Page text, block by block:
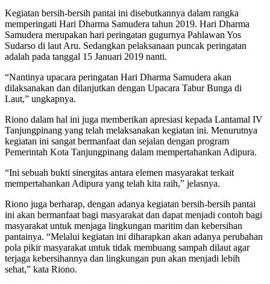
Kegiatan bersih-bersih pantai ini disebutkannya dalam rangka
memperingati Hari Dharma Samudera tahun 2019. Hari Dharma
Samudera merupakan hari peringatan gugurnya Pahlawan Yos
Sudarso di laut Aru. Sedangkan pelaksanaan puncak peringatan
adalah pada tanggal 15 Januari 2019 nanti.
“Nantinya upacara peringatan Hari Dharma Samudera akan
dilaksanakan dan dilanjutkan dengan Upacara Tabur Bunga di
Laut,” ungkapnya.
Riono dalam hal ini juga memberikan apresiasi kepada Lantamal IV
Tanjungpinang yang telah melaksanakan kegiatan ini. Menurutnya
kegiatan ini sangat bermanfaat dan sejalan dengan program
Pemerintah Kota Tanjungpinang dalam mempertahankan Adipura.
“Ini sebuah bukti sinergitas antara elemen masyarakat terkait
mempertahankan Adipura yang telah kita raih,” jelasnya.
Riono juga berharap, dengan adanya kegiatan bersih-bersih pantai
ini akan bermanfaat bagi masyarakat dan dapat menjadi contoh bagi
masyarakat untuk menjaga lingkungan maritim dan kebersihan
pantainya. “Melalui kegiatan ini diharapkan akan adanya perubahan
pola pikir masyarakat untuk tidak membuang sampah dilaut agar
terjaga kebersihannya dan lingkungan pun akan menjadi lebih
sehat,” kata Riono.